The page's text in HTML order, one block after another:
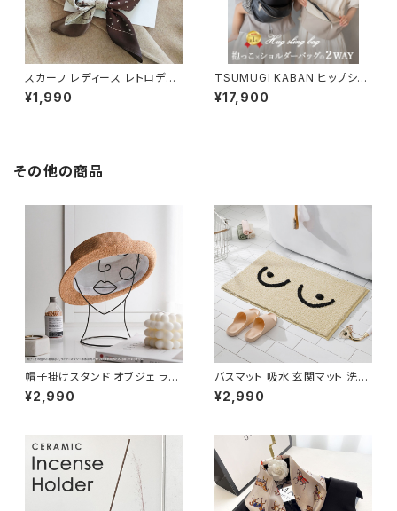
スカーフ レディース レトロデザ
インプリント 正方形 おしゃれ S
CRF103
¥1,990
TSUMUGI KABAN ヒップシー
ト ショルダーバッグ 日本製 ヴィ
ーガンレザー セカンド抱っこ紐
¥17,900
その他の商品
帽子掛けスタンド オブジェ ライ
ンアート アイアン フェイス OBJ
E002
¥2,990
バスマット 吸水 玄関マット 洗面
所 北欧 モダン 韓国風 滑止め
NTBM002
¥2,990